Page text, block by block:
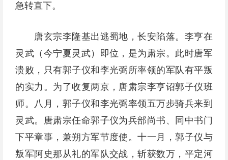
急转直下。
唐玄宗李隆基出逃蜀地，长安陷落。李亨在
灵武（今宁夏灵武）即位，是为肃宗。此时唐军
溃败，只有郭子仪和李光弼所率领的军队有平叛
的实力。为了收复两京，唐肃宗李亨诏郭子仪班
师。八月，郭子仪和李光弼率领五万步骑兵来到
灵武。唐肃宗任命郭子仪为兵部尚书、同中书门
下平章事，兼朔方军节度使。十一月，郭子仪与
叛军阿史那从礼的军队交战，斩获数万，平定河